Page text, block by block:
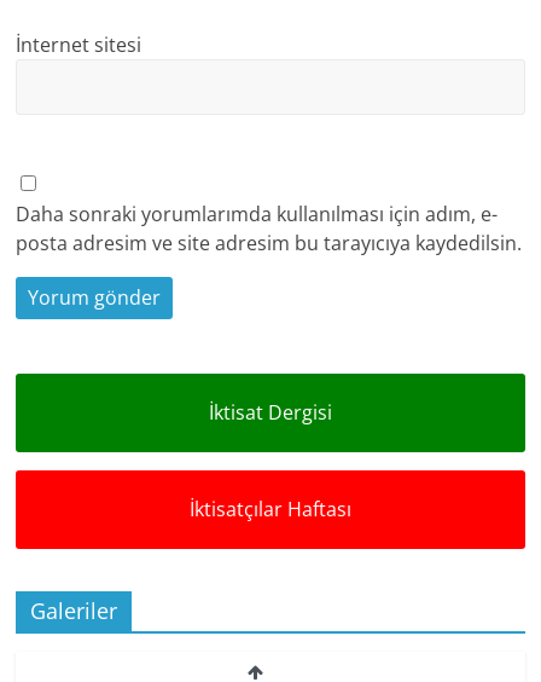
İnternet sitesi
Daha sonraki yorumlarımda kullanılması için adım, e-
posta adresim ve site adresim bu tarayıcıya kaydedilsin.
İktisat Dergisi
İktisatçılar Haftası
Galeriler